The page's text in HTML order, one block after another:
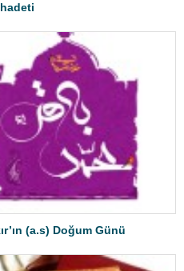
(a.s) Doğum Günü